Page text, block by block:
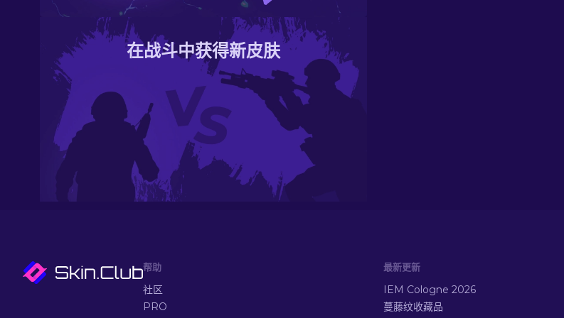
在战斗中获得新皮肤
帮助
社区
PRO
最新更新
IEM Cologne 2026
蔓藤纹收藏品